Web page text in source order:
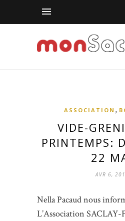
ASSOCIATION ,
VIDE-
PRINTEMPS:
22
AVR 6,
Nella Pacaud nous
L’Association